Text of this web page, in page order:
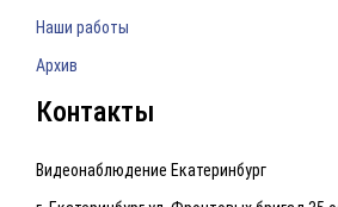
Наши работы
Архив
Контакты
Видеонаблюдение Екатеринбург